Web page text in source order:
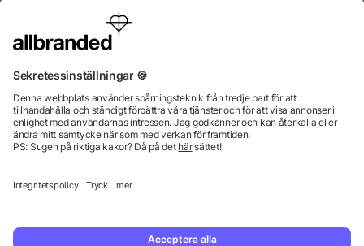
Internationellt
enbart till företag, institutioner, föreningar och
© 2026 allbranded GmbH.